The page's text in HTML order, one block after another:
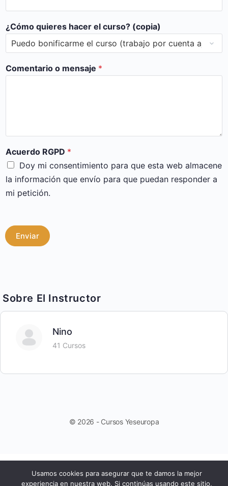
¿Cómo quieres hacer el curso? (copia)
Comentario o mensaje *
Acuerdo RGPD *
Doy mi consentimiento para que esta web almacene
la información que envío para que puedan responder a
mi petición.
Enviar
Sobre El Instructor
Nino
41 Cursos
© 2026 - Cursos Yeseuropa
Usamos cookies para asegurar que te damos la mejor
experiencia en nuestra web. Si continúas usando este sitio,